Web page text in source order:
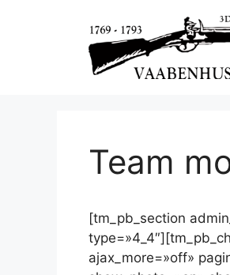
Team
[tm_pb_section
ajax_more=»off»